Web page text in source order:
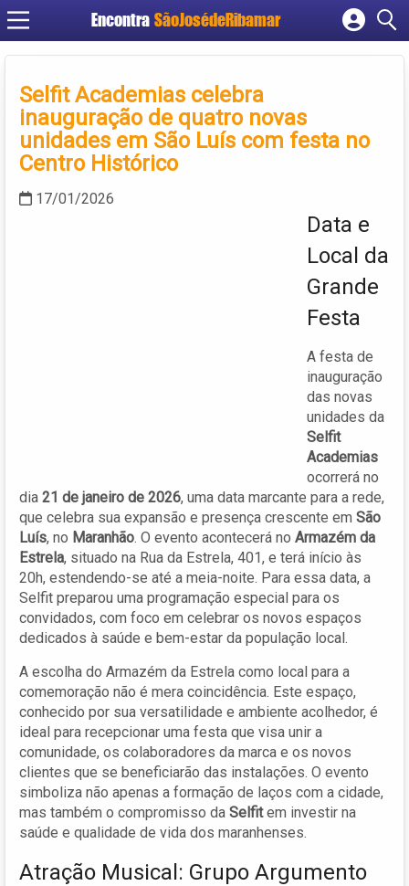
Encontra SãoJosédeRibamar
Cadastrar empresa
Criar conta
Selfit Academias celebra
inauguração de quatro novas
unidades em São Luís com festa no
Centro Histórico
17/01/2026
Data e
Local da
Grande
Festa
A festa de
inauguração
das novas
unidades da
Selfit
Academias
ocorrerá no
dia 21 de janeiro de 2026, uma data marcante para a rede,
que celebra sua expansão e presença crescente em São
Luís, no Maranhão. O evento acontecerá no Armazém da
Estrela, situado na Rua da Estrela, 401, e terá início às
20h, estendendo-se até a meia-noite. Para essa data, a
Selfit preparou uma programação especial para os
convidados, com foco em celebrar os novos espaços
dedicados à saúde e bem-estar da população local.
A escolha do Armazém da Estrela como local para a
comemoração não é mera coincidência. Este espaço,
conhecido por sua versatilidade e ambiente acolhedor, é
ideal para recepcionar uma festa que visa unir a
comunidade, os colaboradores da marca e os novos
clientes que se beneficiarão das instalações. O evento
simboliza não apenas a formação de laços com a cidade,
mas também o compromisso da Selfitem investir na
saúde e qualidade de vida dos maranhenses.
Atração Musical: Grupo Argumento